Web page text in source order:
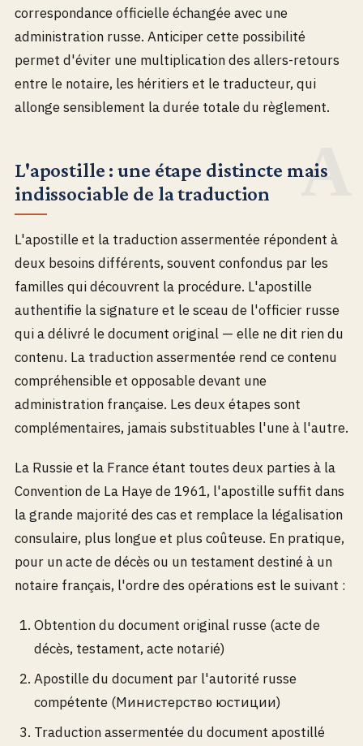
correspondance officielle échangée avec une
administration russe. Anticiper cette possibilité
permet d'éviter une multiplication des allers-retours
entre le notaire, les héritiers et le traducteur, qui
allonge sensiblement la durée totale du règlement.
L'apostille : une étape distincte mais
indissociable de la traduction
L'apostille et la traduction assermentée répondent à
deux besoins différents, souvent confondus par les
familles qui découvrent la procédure. L'apostille
authentifie la signature et le sceau de l'officier russe
qui a délivré le document original — elle ne dit rien du
contenu. La traduction assermentée rend ce contenu
compréhensible et opposable devant une
administration française. Les deux étapes sont
complémentaires, jamais substituables l'une à l'autre.
La Russie et la France étant toutes deux parties à la
Convention de La Haye de 1961, l'apostille suffit dans
la grande majorité des cas et remplace la légalisation
consulaire, plus longue et plus coûteuse. En pratique,
pour un acte de décès ou un testament destiné à un
notaire français, l'ordre des opérations est le suivant :
Obtention du document original russe (acte de
décès, testament, acte notarié)
Apostille du document par l'autorité russe
compétente (Министерство юстиции)
Traduction assermentée du document apostillé